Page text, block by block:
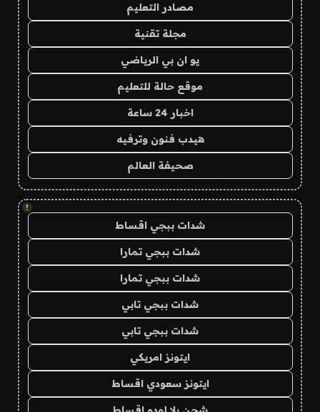
مصادر التعليم
مجلة تقنية
يو ان بي الرياضي
موقع حالة للتعليم
اخبار 24 ساعة
هيدب فنون وترفيه
صحيفة العالم
!
شدات ببجي اقساط
شدات ببجي تمارا
شدات ببجي تمارا
شدات ببجي تابي
شدات ببجي تابي
ايتونز امريكي
ايتونز سعودي اقساط